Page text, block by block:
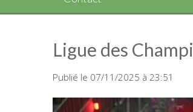
Ligue des
Publié le 07/11/2025 à 23:51